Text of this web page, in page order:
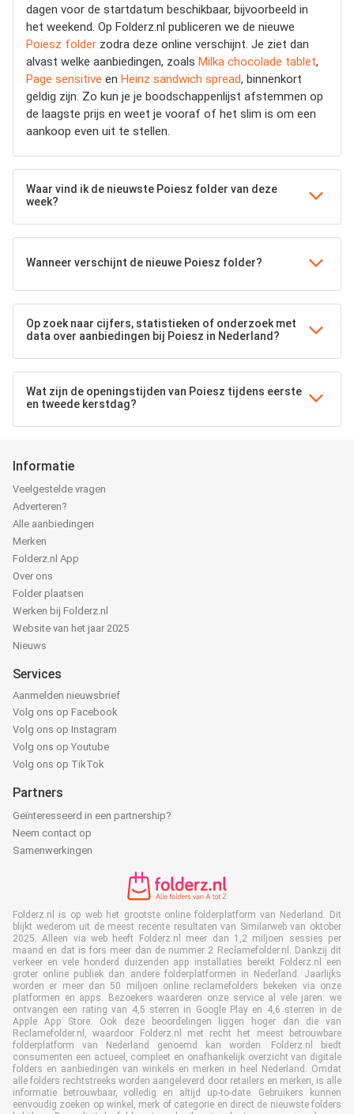
dagen voor de startdatum beschikbaar, bijvoorbeeld in
het weekend. Op Folderz.nl publiceren we de nieuwe
Poiesz folder zodra deze online verschijnt. Je ziet dan
alvast welke aanbiedingen, zoals Milka chocolade tablet,
Page sensitive en Heinz sandwich spread, binnenkort
geldig zijn. Zo kun je je boodschappenlijst afstemmen op
de laagste prijs en weet je vooraf of het slim is om een
aankoop even uit te stellen.
Waar vind ik de nieuwste Poiesz folder van deze
week?
Wanneer verschijnt de nieuwe Poiesz folder?
Op zoek naar cijfers, statistieken of onderzoek met
data over aanbiedingen bij Poiesz in Nederland?
Wat zijn de openingstijden van Poiesz tijdens eerste
en tweede kerstdag?
Informatie
Veelgestelde vragen
Adverteren?
Alle aanbiedingen
Merken
Folderz.nl App
Over ons
Folder plaatsen
Werken bij Folderz.nl
Website van het jaar 2025
Nieuws
Services
Aanmelden nieuwsbrief
Volg ons op Facebook
Volg ons op Instagram
Volg ons op Youtube
Volg ons op TikTok
Partners
Geïnteresseerd in een partnership?
Neem contact op
Samenwerkingen
Folderz.nl is op web het grootste online folderplatform van Nederland. Dit
blijkt wederom uit de meest recente resultaten van Similarweb van oktober
2025. Alleen via web heeft Folderz.nl meer dan 1,2 miljoen sessies per
maand en dat is fors meer dan de nummer 2 Reclamefolder.nl. Dankzij dit
verkeer en vele honderd duizenden app installaties bereikt Folderz.nl een
groter online publiek dan andere folderplatformen in Nederland. Jaarlijks
worden er meer dan 50 miljoen online reclamefolders bekeken via onze
platformen en apps. Bezoekers waarderen onze service al vele jaren: we
ontvangen een rating van 4,5 sterren in Google Play en 4,6 sterren in de
Apple App Store. Ook deze beoordelingen liggen hoger dan die van
Reclamefolder.nl, waardoor Folderz.nl met recht het meest betrouwbare
folderplatform van Nederland genoemd kan worden. Folderz.nl biedt
consumenten een actueel, compleet en onafhankelijk overzicht van digitale
folders en aanbiedingen van winkels en merken in heel Nederland. Omdat
alle folders rechtstreeks worden aangeleverd door retailers en merken, is alle
informatie betrouwbaar, volledig en altijd up-to-date. Gebruikers kunnen
eenvoudig zoeken op winkel, merk of categorie en direct de nieuwste folders